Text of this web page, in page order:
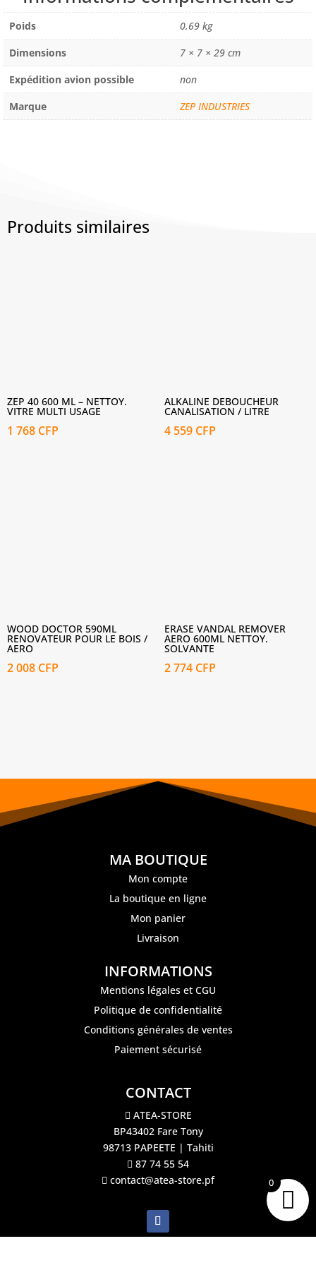
AERO
Poids
0,69 kg
Dimensions
7 × 7 × 29 cm
Expédition avion possible
non
Marque
ZEP INDUSTRIES
Produits similaires
ZEP 40 600 ML – NETTOY.
VITRE MULTI USAGE
1 768 CFP
ALKALINE DEBOUCHEUR
CANALISATION / LITRE
4 559 CFP
WOOD DOCTOR 590ML
RENOVATEUR POUR LE BOIS /
AERO
2 008 CFP
ERASE VANDAL REMOVER
AERO 600ML NETTOY.
SOLVANTE
2 774 CFP
MA BOUTIQUE
Mon compte
La boutique en ligne
Mon panier
Livraison
INFORMATIONS
Mentions légales et CGU
Politique de confidentialité
Conditions générales de ventes
Paiement sécurisé
CONTACT
ATEA-STORE
BP43402 Fare Tony
98713 PAPEETE | Tahiti
87 74 55 54
contact@atea-store.pf
0